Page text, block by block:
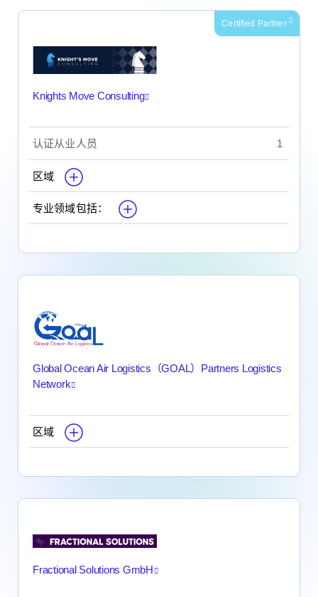
Certified Partner
Knights Move Consulting
认证从业人员 1
区域
专业领域包括：
Global Ocean Air Logistics（GOAL）Partners Logistics
Network
区域
Fractional Solutions GmbH